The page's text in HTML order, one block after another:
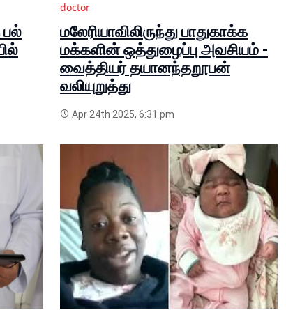
பல்
doctor
மலேரியாவிலிருந்து பாதுகாக்க
மக்களின் ஒத்துழைப்பு அவசியம் -
வைத்தியர் தயானந்தறூபன்
வலியுறுத்து
Apr 24th 2025, 6:31 pm